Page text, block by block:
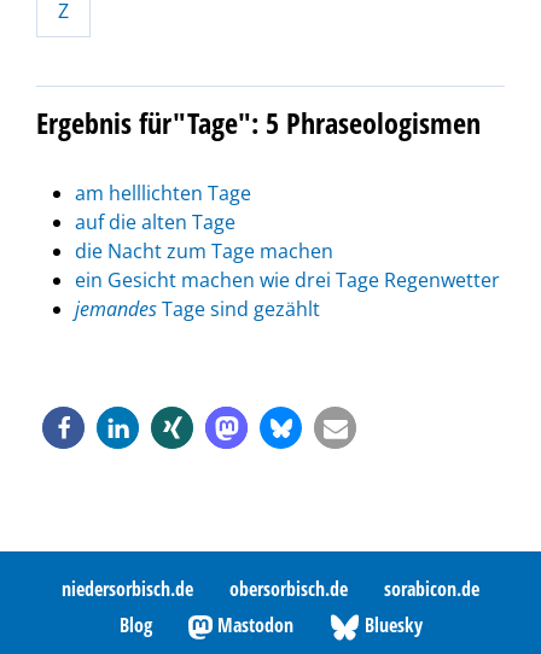
Z
Ergebnis für"Tage": 5 Phraseologismen
am helllichten Tage
auf die alten Tage
die Nacht zum Tage machen
ein Gesicht machen wie drei Tage Regenwetter
jemandesTage sind gezählt
niedersorbisch.de obersorbisch.de
sorabicon.de
Blog
Mastodon Bluesky